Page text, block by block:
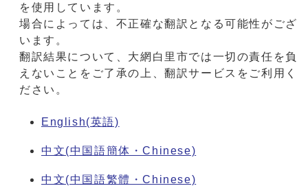
を使用しています。
場合によっては、不正確な翻訳となる可能性がござ
います。
翻訳結果について、大網白里市では一切の責任を負
えないことをご了承の上、翻訳サービスをご利用く
ださい。
English(英語)
中文(中国語簡体・Chinese)
中文(中国語繁體・Chinese)